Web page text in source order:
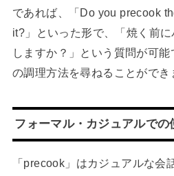
であれば、「Do you precook
it?」といった形で、「焼く前
しますか？」という質問が可
の調理方法を尋ねることができ
フォーマル・カジュアルでの
「precook」はカジュアルな会